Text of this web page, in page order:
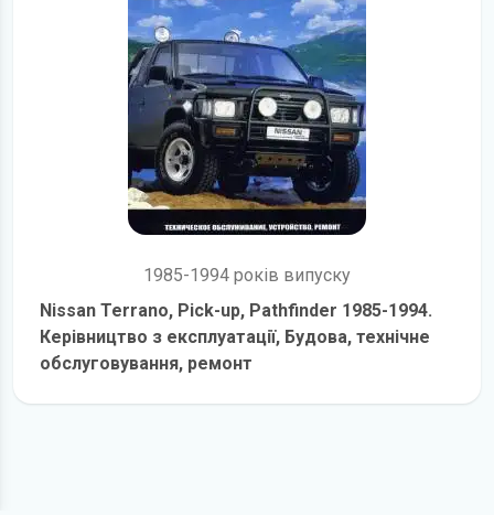
1985-1994 років випуску
Nissan Terrano, Pick-up, Pathfinder 1985-1994.
Керівництво з експлуатації, Будова, технічне
обслуговування, ремонт